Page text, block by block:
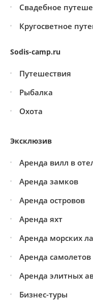
Свадебное
Кругосветное
Sodis-camp.ru
Путешествия
Рыбалка
Охота
Эксклюзив
Аренда вилл в
Аренда замков
Аренда островов
Аренда яхт
Аренда морских
Аренда самолетов
Аренда элитных
Бизнес-туры